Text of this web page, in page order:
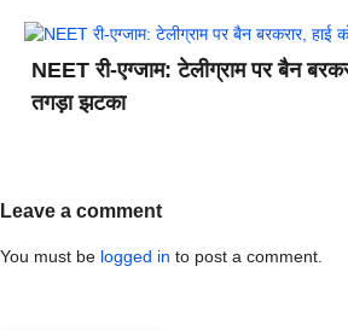
NEET री-एग्जाम: टेलीग्राम पर बैन
तगड़ा झटका
Leave a comment
You must be logged in to post a comment.